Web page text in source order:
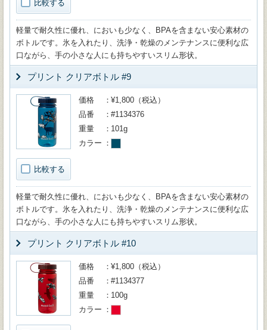
比較する
軽量で耐久性に優れ、においも少なく、BPAを含まない安心素材の
ボトルです。氷を入れたり、洗浄・乾燥のメンテナンスに便利な広
口ながら、手の小さな人にも持ちやすいスリム形状。
プリント クリアボトル #9
比較する
価格
¥1,800（税込）
品番
#1134376
重量
101g
カラー
軽量で耐久性に優れ、においも少なく、BPAを含まない安心素材の
ボトルです。氷を入れたり、洗浄・乾燥のメンテナンスに便利な広
口ながら、手の小さな人にも持ちやすいスリム形状。
プリント クリアボトル #10
価格
¥1,800（税込）
品番
#1134377
重量
100g
カラー